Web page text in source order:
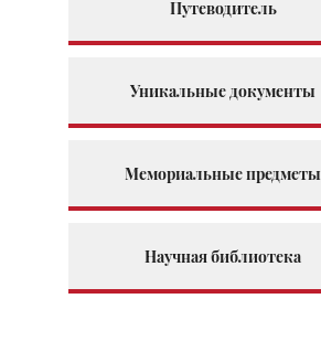
Путеводитель
Уникальные документы
Мемориальные предметы
Научная библиотека